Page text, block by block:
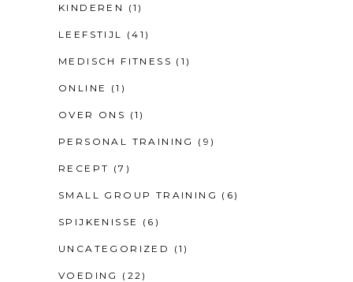
KINDEREN (1)
LEEFSTIJL (41)
MEDISCH FITNESS (1)
ONLINE (1)
OVER ONS (1)
PERSONAL TRAINING (9)
RECEPT (7)
SMALL GROUP TRAINING (6)
SPIJKENISSE (6)
UNCATEGORIZED (1)
VOEDING (22)